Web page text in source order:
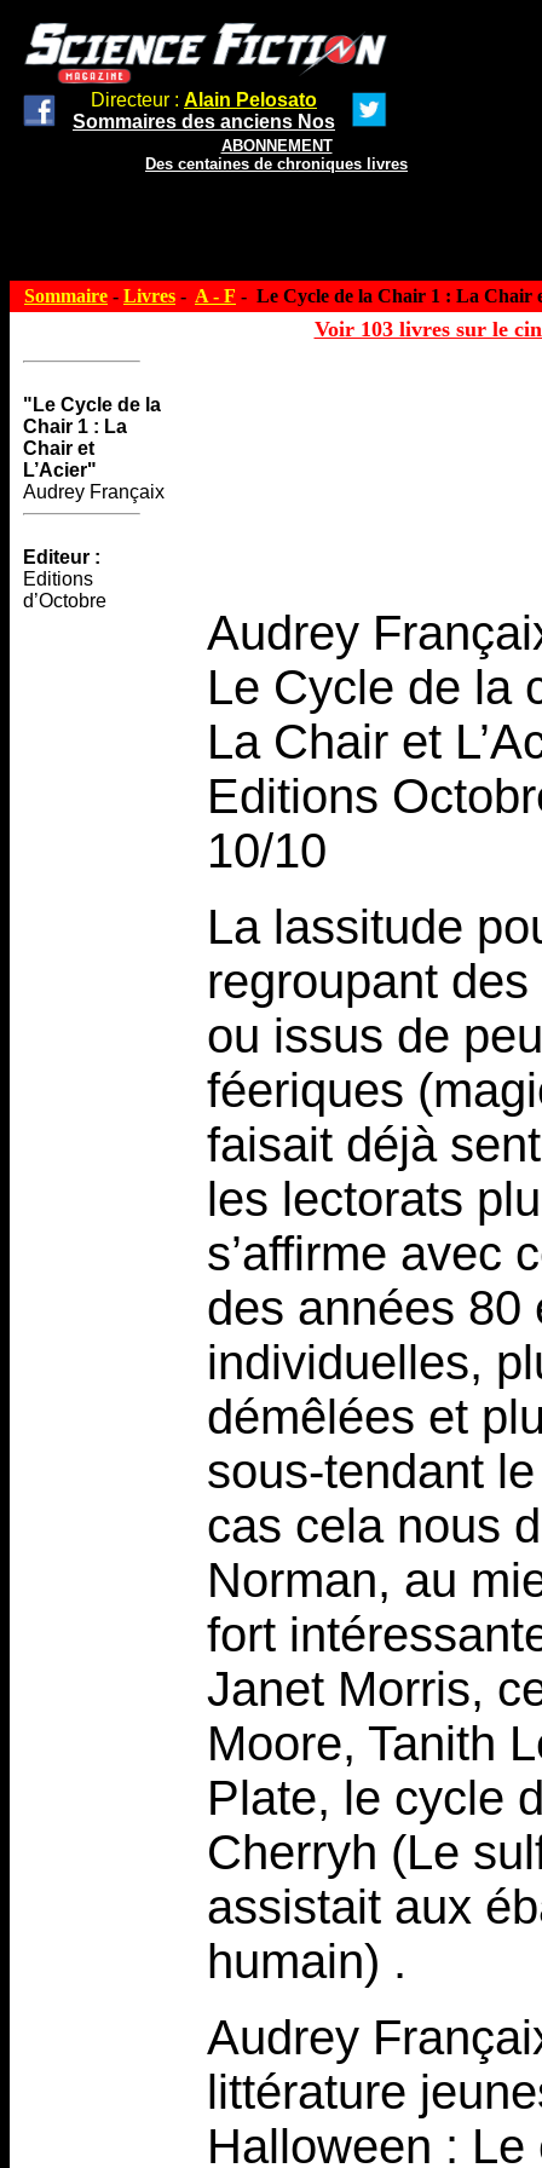
Directeur : Alain Pelosato
Sommaires des anciens Nos
ABONNEMENT
Des centaines de chroniques livres
Sommaire - Livres - A - F - Le Cycle de la Chair 1 : La Chair
Voir 103 livres sur le
"Le Cycle de la
Chair 1 : La
Chair et
L’Acier"
Audrey Françaix
Editeur :
Editions
d’Octobre
Audrey
Le Cycle de la
La Chair et
Editions
10/10
La lassitude
regroupant
ou issus de
féeriques
faisait déjà
les lectorats
s’affirme avec
des années 80
individuelles,
démêlées et
sous-tendant
cas cela nous
Norman, au
fort
Janet Morris,
Moore, Tanith
Plate, le cycle
Cherryh (Le
assistait aux
humain) .
Audrey
littérature
Halloween :